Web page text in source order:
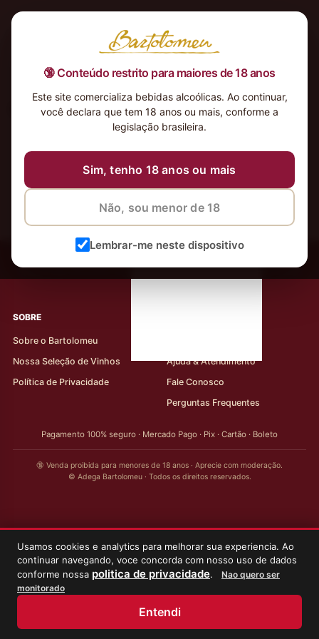
🔞 Conteúdo restrito para maiores de 18 anos
Este site comercializa bebidas alcoólicas. Ao continuar,
você declara que tem 18 anos ou mais, conforme a
legislação brasileira.
Sim, tenho 18 anos ou mais
Não, sou menor de 18
Lembrar-me neste dispositivo
Nothing Found
It seems we can’t find what you’re looking for. Perhaps
Usamos cookies e analytics para melhorar sua experiencia. Ao
continuar navegando, voce concorda com nosso uso de dados
conforme nossa politica de privacidade.
Nao quero ser
monitorado
Entendi
‹ Meus Vinhos
Mais de 80.000 clientes apaixonados por nossos
SOBRE
Sobre o Bartolomeu
Nossa Seleção de Vinhos
Política de Privacidade
Ajuda & Atendimento
Fale Conosco
Perguntas Frequentes
Pagamento 100% seguro · Mercado Pago · Pix · Cartão · Boleto
🔞 Venda proibida para menores de 18 anos · Aprecie com moderação.
© Adega Bartolomeu · Todos os direitos reservados.